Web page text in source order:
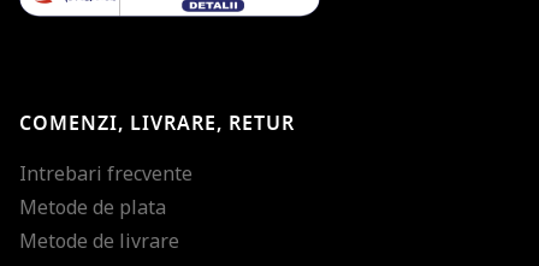
COMENZI, LIVRARE, RETUR
Intrebari frecvente
Metode de plata
Metode de livrare